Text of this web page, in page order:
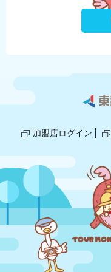
加盟店ログイン